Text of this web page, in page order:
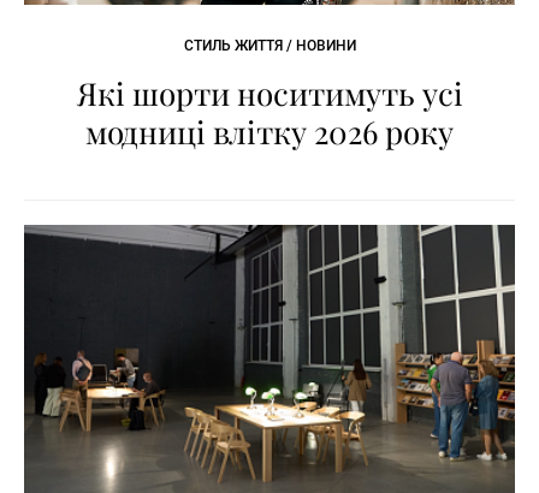
СТИЛЬ ЖИТТЯ / НОВИНИ
Які шорти носитимуть усі
модниці влітку 2026 року